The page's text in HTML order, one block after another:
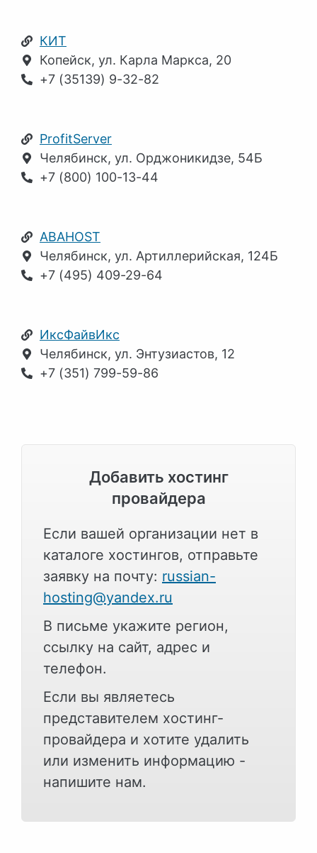
КИТ
Копейск, ул. Карла Маркса, 20
+7 (35139) 9-32-82
ProfitServer
Челябинск, ул. Орджоникидзе, 54Б
+7 (800) 100-13-44
ABAHOST
Челябинск, ул. Артиллерийская, 124Б
+7 (495) 409-29-64
ИксФайвИкс
Челябинск, ул. Энтузиастов, 12
+7 (351) 799-59-86
Добавить хостинг
провайдера
Если вашей организации нет в
каталоге хостингов, отправьте
заявку на почту: russian-
hosting@yandex.ru
В письме укажите регион,
ссылку на сайт, адрес и
телефон.
Если вы являетесь
представителем хостинг-
провайдера и хотите удалить
или изменить информацию -
напишите нам.